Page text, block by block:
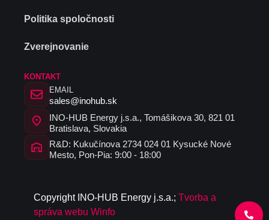
Politika spoločnosti
Zverejnovanie
KONTAKT
EMAIL
sales@inohub.sk
INO-HUB Energy j.s.a., Tomášikova 30, 821 01
Bratislava, Slovakia
R&D: Kukučínova 2734 024 01 Kysucké Nové
Mesto, Pon-Pia: 9:00 - 18:00
Copyright I NO-HUB Energy j.s.a.; Tvorba a
správa webu Winfo